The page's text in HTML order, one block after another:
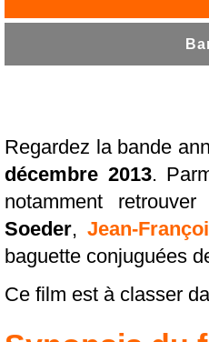
Regardez la bande
décembre 2013.
notamment
Soeder,Jean-
baguette conjuguées
Ce film est à classer